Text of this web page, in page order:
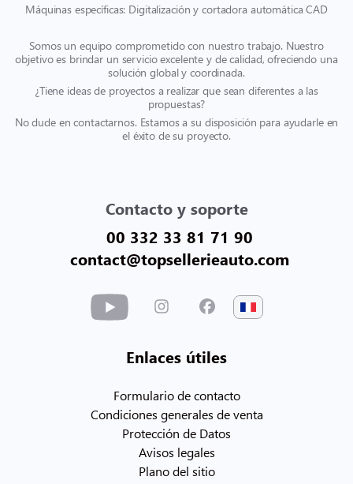
Máquinas específicas: Digitalización y cortadora automática CAD
Somos un equipo comprometido con nuestro trabajo. Nuestro
objetivo es brindar un servicio excelente y de calidad, ofreciendo una
solución global y coordinada.
¿Tiene ideas de proyectos a realizar que sean diferentes a las
propuestas?
No dude en contactarnos. Estamos a su disposición para ayudarle en
el éxito de su proyecto.
Contacto y soporte
00 332 33 81 71 90
contact@topsellerieauto.com
Enlaces útiles
Formulario de contacto
Condiciones generales de venta
Protección de Datos
Avisos legales
Plano del sitio